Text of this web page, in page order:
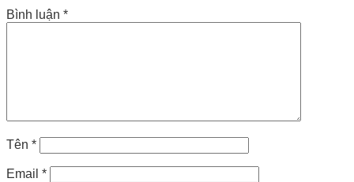
Bình luận *
Tên *
Email *